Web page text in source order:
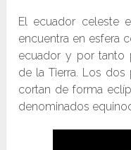
El ecuador celeste
encuentra en esfera
ecuador y por tanto
de la Tierra. Los
cortan de forma
denominados